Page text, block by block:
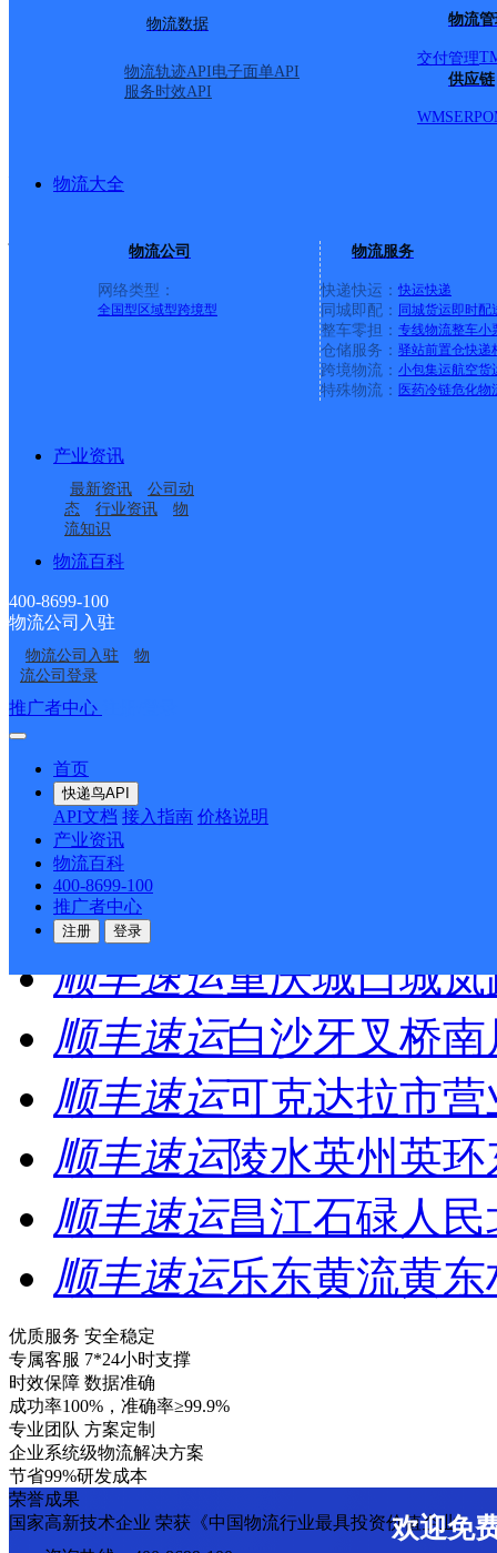
物流数据
物流轨迹API电子面单API
服务时效API
物流
交付管理
供应链
WMSERP
物流大全
物流公司
网络类型：
全国型 区域型跨境型
物流服务
快递快运： 快运快递
同城即配： 同城货运即时配
整车零担： 专线物流整车小
仓储服务： 驿站前置仓快递
跨境物流： 小包集运航空货
特殊物流： 医药冷链危化物
产业资讯
最新资讯
公司动
态
行业资讯
物
流知识
物流百科
400-8699-100
物流公司入驻
物流公司入驻
物
流公司登录
推广者中心
首页
快递鸟API
API文档 接入指南 价格说明
产业资讯
物流百科
400-8699-100
推广者中心
注册 登录
优速快递 更多号码
地址
派送范围:镜湖新城公共
矶山公共服务中心,汀棠
心,中南街道,官陡街道,
务中心,张家山公共服务
1
>
尾页
最新网点
顺丰速运重庆垫江桂
顺丰速运
顺丰速运
顺丰速运重庆城口城
顺丰速运白沙牙叉桥
顺丰速运可克达拉市营
顺丰速运陵水英州英
顺丰速运昌江石碌人
顺丰速运乐东黄流黄
优质服务 安全稳定
专属客服 7*24小时支撑
时效保障 数据准确
成功率100%，准确率≥99.9%
专业团队 方案定制
企业系统级物流解决方案
节省99%研发成本
荣誉成果
国家高新技术企业 荣获《中国物流行业最具投资价值企业》
欢迎免